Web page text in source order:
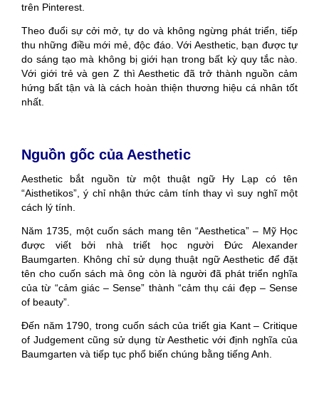
trên Pinterest.
Theo đuổi sự cởi mở, tự do và không ngừng phát triển, tiếp
thu những điều mới mẻ, độc đáo. Với Aesthetic, bạn được tự
do sáng tạo mà không bị giới hạn trong bất kỳ quy tắc nào.
Với giới trẻ và gen Z thì Aesthetic đã trở thành nguồn cảm
hứng bất tận và là cách hoàn thiện thương hiệu cá nhân tốt
nhất.
Nguồn gốc của Aesthetic
Aesthetic bắt nguồn từ một thuật ngữ Hy Lạp có tên
“Aisthetikos”, ý chỉ nhận thức cảm tính thay vì suy nghĩ một
cách lý tính.
Năm 1735, một cuốn sách mang tên “Aesthetica” – Mỹ Học
được viết bởi nhà triết học người Đức Alexander
Baumgarten. Không chỉ sử dụng thuật ngữ Aesthetic để đặt
tên cho cuốn sách mà ông còn là người đã phát triển nghĩa
của từ “cảm giác – Sense” thành “cảm thụ cái đẹp – Sense
of beauty”.
Đến năm 1790, trong cuốn sách của triết gia Kant – Critique
of Judgement cũng sử dụng từ Aesthetic với định nghĩa của
Baumgarten và tiếp tục phổ biến chúng bằng tiếng Anh.